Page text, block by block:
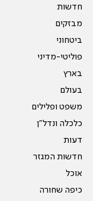
חדשות
מבזקים
ביטחוני
פוליטי-מדיני
בארץ
בעולם
משפט ופלילים
כלכלה ונדל"ן
דעות
חדשות המגזר
אוכל
כיפה שחורה